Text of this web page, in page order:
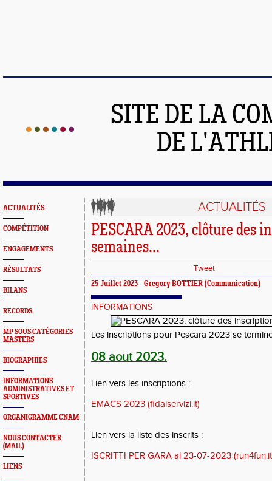
SITE DE LA
DE
ACTUALITÉS
COMPÉTITION
ENGAGEMENTS
RÉSULTATS
BILANS
RECORDS
MP SOUS CATÉGORIES
MASTERS
BIOGRAPHIES
INFORMATIONS
ADMINISTRATIVES ET
SPORTIVES
ORGANIGRAMME CNAM
NOUS CONTACTER
(MAIL)
LIENS
ACTUALITÉS
PESCARA 2023, clôture des
semaines...
Tweet
25 Juillet 2023 - Gregory BOTTIER (Communication)
INFORMATIONS
Les inscriptions pour Pescara 2023 se
08 aout 2023.
Lien vers les inscriptions :
EMACS 2023 (fidalservizi.it)
Lien vers la liste des inscrits :
ISCRITTI PER GARA al 23-07-2023